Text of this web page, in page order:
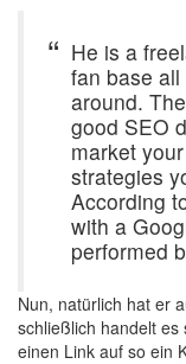
He is a
fan base all
around.
good SEO
market
strategies
According
with a
performed
Nun, natürlich hat er
schließlich handelt
einen Link auf so ein